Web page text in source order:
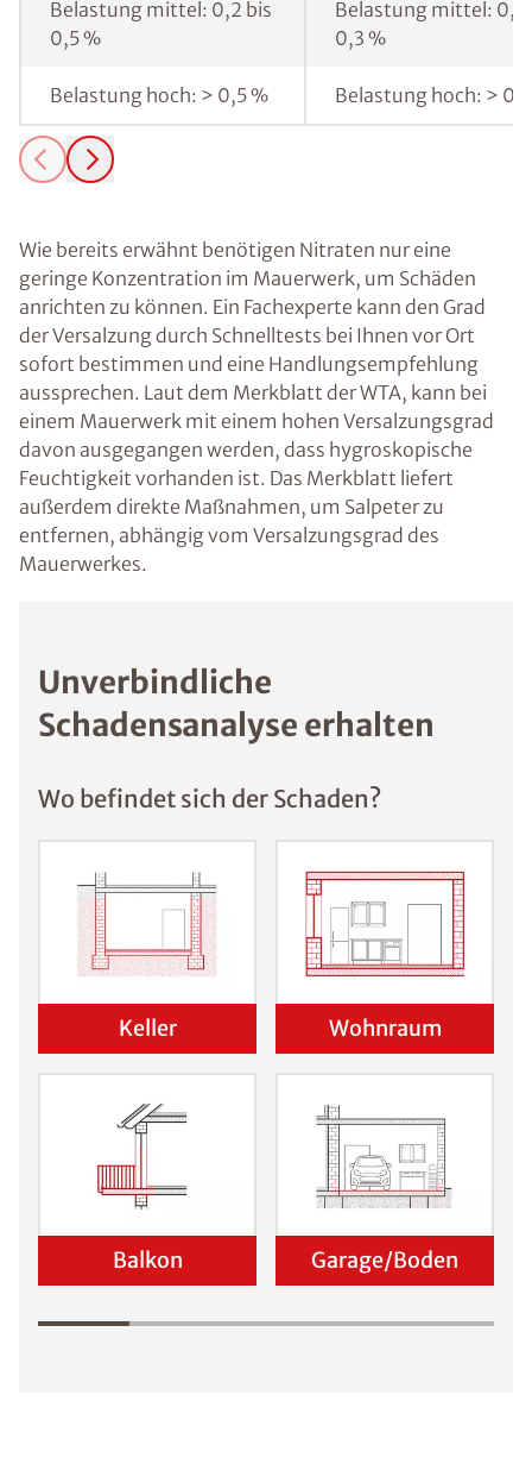
Belastung mittel: 0,2 bis
0,5 %
Belastung mittel: 0,1
0,3 %
Belastung hoch: > 0,5 % Belastung hoch: >
Wie bereits erwähnt benötigen Nitraten nur eine
geringe Konzentration im Mauerwerk, um Schäden
anrichten zu können. Ein Fachexperte kann den Grad
der Versalzung durch Schnelltests bei Ihnen vor Ort
sofort bestimmen und eine Handlungsempfehlung
aussprechen. Laut dem Merkblatt der WTA, kann bei
einem Mauerwerk mit einem hohen Versalzungsgrad
davon ausgegangen werden, dass hygroskopische
Feuchtigkeit vorhanden ist. Das Merkblatt liefert
außerdem direkte Maßnahmen, um Salpeter zu
entfernen, abhängig vom Versalzungsgrad des
Mauerwerkes.
Unverbindliche
Schadensanalyse erhalten
Wo befindet sich der Schaden?
Keller Wohnraum
Balkon Garage/Boden